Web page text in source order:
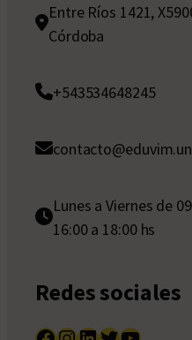
Entre Ríos 1421,
Córdoba
+543534648245
Lunes a Viernes de
16:00 a 18:00 hs
Redes sociales